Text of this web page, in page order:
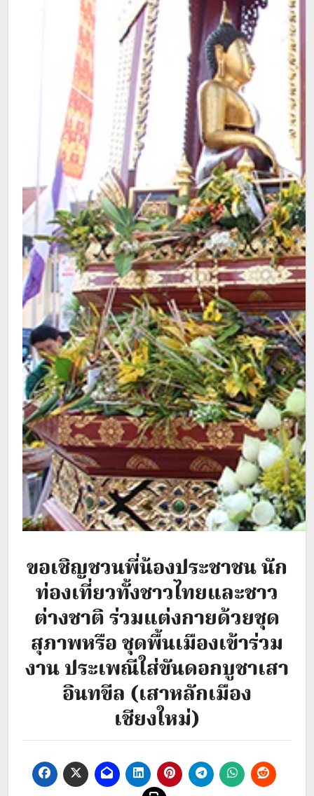
ขอเชิญชวนพี่น้องประชาชน นัก
ท่องเที่ยวทั้งชาวไทยและชาว
ต่างชาติ ร่วมแต่งกายด้วยชุด
สุภาพหรือ ชุดพื้นเมืองเข้าร่วม
งาน ประเพณีใส่ขันดอกบูชาเสา
อินทขีล (เสาหลักเมือง
เชียงใหม่)